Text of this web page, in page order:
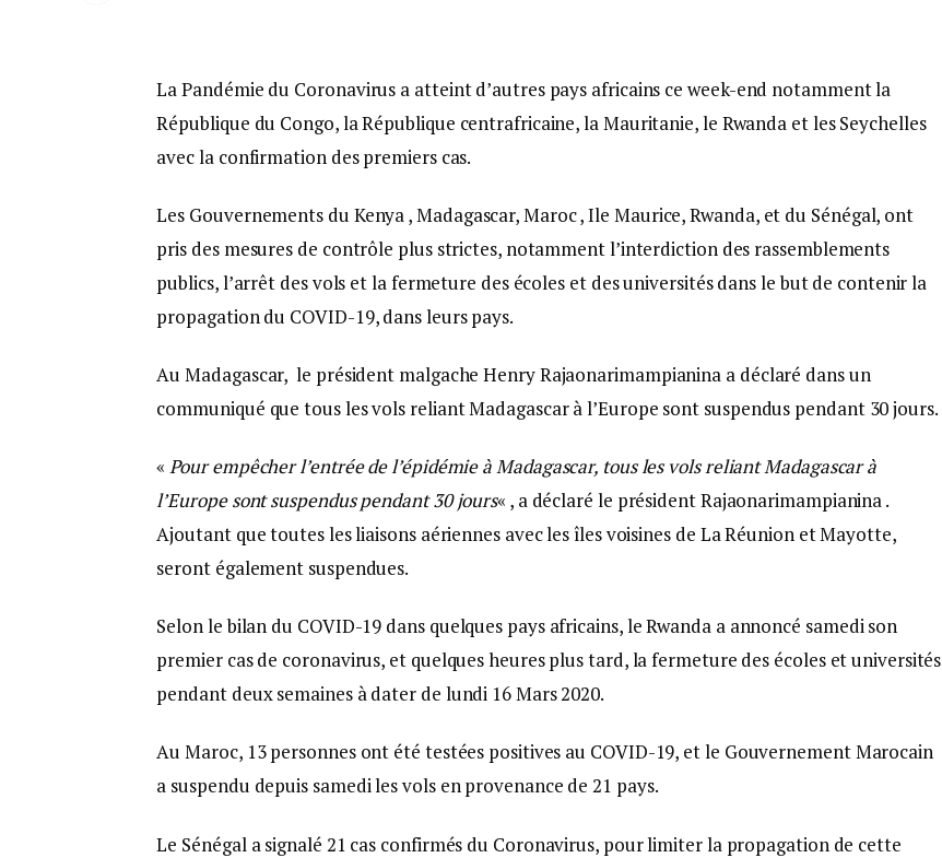
La Pandémie du Coronavirus a atteint d’autres pays africains ce week-end notamment la
République du Congo, la République centrafricaine, la Mauritanie, le Rwanda et les Seychelles
avec la confirmation des premiers cas.
Les Gouvernements du Kenya , Madagascar, Maroc , Ile Maurice, Rwanda, et du Sénégal, ont
pris des mesures de contrôle plus strictes, notamment l’interdiction des rassemblements
publics, l’arrêt des vols et la fermeture des écoles et des universités dans le but de contenir la
propagation du COVID-19, dans leurs pays.
Au Madagascar, le président malgache Henry Rajaonarimampianina a déclaré dans un
communiqué que tous les vols reliant Madagascar à l’Europe sont suspendus pendant 30 jours.
«Pour empêcher l’entrée de l’épidémie à Madagascar, tous les vols reliant Madagascar à
l’Europe sont suspendus pendant 30 jours« , a déclaré le président Rajaonarimampianina .
Ajoutant que toutes les liaisons aériennes avec les îles voisines de La Réunion et Mayotte,
seront également suspendues.
Selon le bilan du COVID-19 dans quelques pays africains, le Rwanda a annoncé samedi son
premier cas de coronavirus, et quelques heures plus tard, la fermeture des écoles et universités
pendant deux semaines à dater de lundi 16 Mars 2020.
Au Maroc, 13 personnes ont été testées positives au COVID-19, et le Gouvernement Marocain
a suspendu depuis samedi les vols en provenance de 21 pays.
Le Sénégal a signalé 21 cas confirmés du Coronavirus, pour limiter la propagation de cette